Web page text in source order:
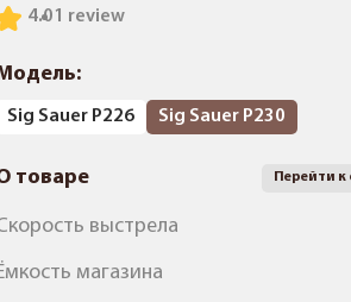
1 review
4.0
Sig Sauer P226 Sig Sauer P230
товаре Перейти
выстрела
магазина